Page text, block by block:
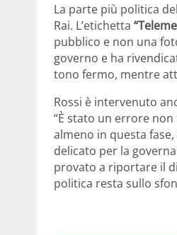
La parte più politica
Rai. L’etichetta
pubblico e non una
governo e ha
tono fermo, mentre
Rossi è intervenuto
“È stato un errore
almeno in questa
delicato per la
provato a riportare il
politica resta sullo